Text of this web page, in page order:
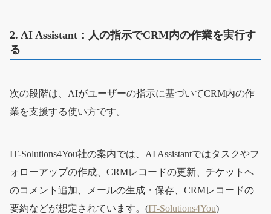
2. AI Assistant：人の指示でCRM内の作業を実行す
る
次の段階は、AIがユーザーの指示に基づいてCRM内の作
業を支援する使い方です。
IT-Solutions4You社の案内では、AI Assistantではタスクやフ
ォローアップの作成、CRMレコードの更新、チケットへ
のコメント追加、メールの生成・保存、CRMレコードの
要約などが想定されています。(IT-Solutions4You)